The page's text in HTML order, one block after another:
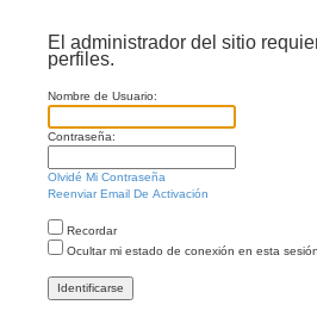
El administrador del sitio
perfiles.
Nombre de Usuario:
Contraseña:
Olvidé Mi Contraseña
Reenviar Email De Activación
Recordar
Ocultar mi estado de conexión en esta sesión